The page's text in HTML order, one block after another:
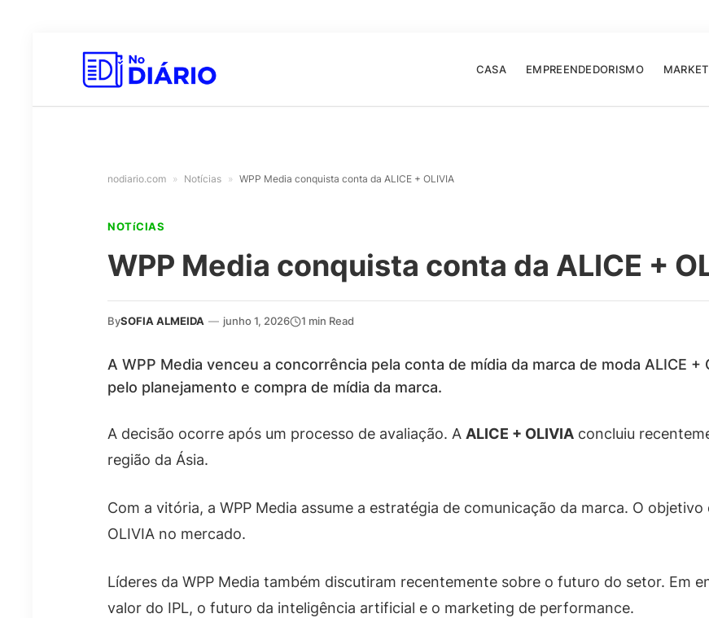
CASA EMPREENDEDORISMO
nodiario.com » Notícias » WPP Media conquista conta da ALICE + OLIVIA
NOTíCIAS
WPP Media conquista conta da ALICE +
BySOFIA ALMEIDA — junho 1, 2026 1 min Read
A WPP Media venceu a concorrência pela conta de mídia da marca de moda ALICE
pelo planejamento e compra de mídia da marca.
A decisão ocorre após um processo de avaliação. A ALICE + OLIVIA concluiu
região da Ásia.
Com a vitória, a WPP Media assume a estratégia de comunicação da marca. O
OLIVIA no mercado.
Líderes da WPP Media também discutiram recentemente sobre o futuro do setor. Em
valor do IPL, o futuro da inteligência artificial e o marketing de performance.